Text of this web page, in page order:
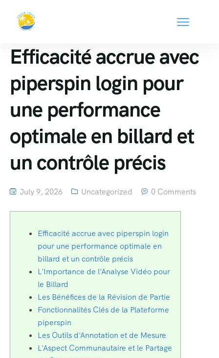
Efficacité accrue avec
piperspin login pour
une performance
optimale en billard et
un contrôle précis
July 9, 2026 Uncategorized 0 Comments
Efficacité accrue avec piperspin login
pour une performance optimale en
billard et un contrôle précis
L'Importance de l'Analyse Vidéo pour
le Billard
Les Bénéfices de la Révision de Partie
Fonctionnalités Clés de la Plateforme
piperspin
Les Outils d'Annotation et de Mesure
L'Aspect Communautaire et le Partage